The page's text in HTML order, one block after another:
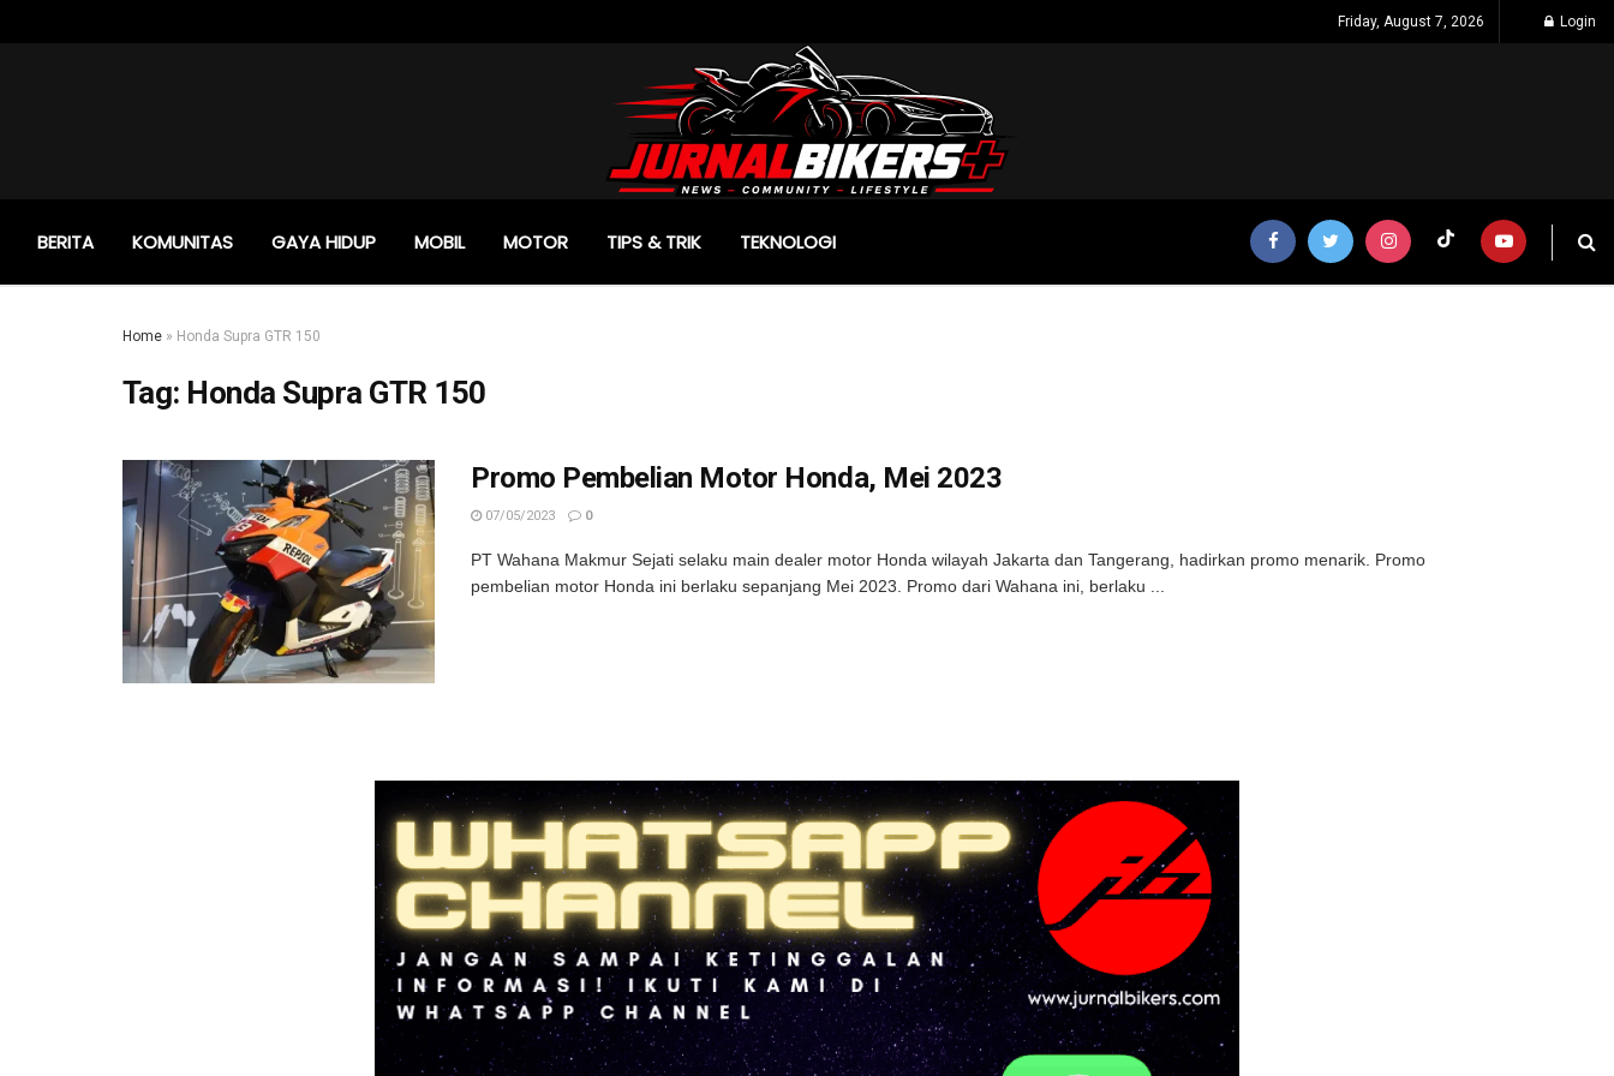
Friday, August 7, 2026 Login
BERITA KOMUNITAS GAYA HIDUP MOBIL MOTOR TIPS & TRIK TEKNOLOGI
Home » Honda Supra GTR 150
Tag: Honda Supra GTR 150
Promo Pembelian Motor Honda, Mei 2023
07/05/2023 0
PT Wahana Makmur Sejati selaku main dealer motor Honda wilayah Jakarta dan Tangerang, hadirkan promo menarik. Promo
pembelian motor Honda ini berlaku sepanjang Mei 2023. Promo dari Wahana ini, berlaku ...